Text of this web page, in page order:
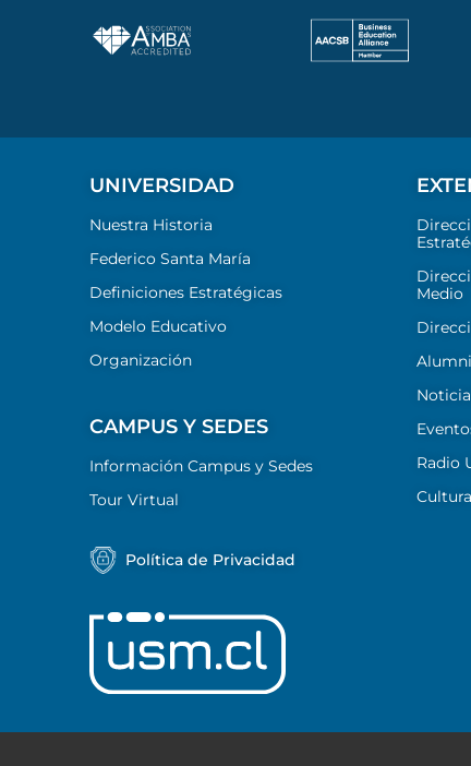
UNIVERSIDAD
Nuestra Historia
Federico Santa María
Definiciones Estratégicas
Modelo Educativo
Organización
CAMPUS Y SEDES
Información Campus y Sedes
Tour Virtual
Política de Privacidad
Medio
Alumni
Radio